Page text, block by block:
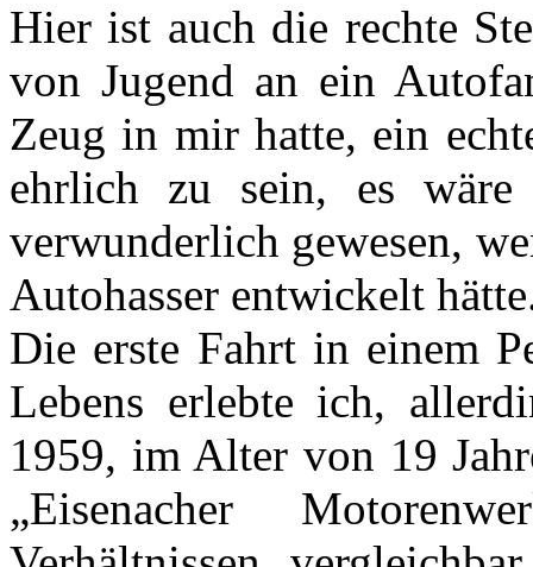
Hier ist auch die rechte
von Jugend an ein
Zeug in mir hatte, ein
ehrlich zu sein, es
verwunderlich gewesen,
Autohasser entwickelt
Die erste Fahrt in einem
Lebens erlebte ich,
1959, im Alter von 19
„Eisenacher